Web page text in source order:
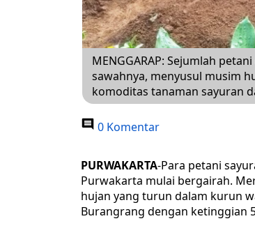
MENGGARAP: Sejumlah
sawahnya, menyusul musim
komoditas tanaman sayuran
0 Komentar
PURWAKARTA-Para petani
Purwakarta mulai bergairah.
hujan yang turun dalam kurun
Burangrang dengan ketinggian